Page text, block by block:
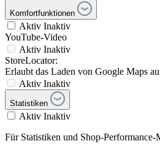
Komfortfunktionen
Aktiv Inaktiv
YouTube-Video
Aktiv Inaktiv
StoreLocator:
Erlaubt das Laden von Google Maps
Aktiv Inaktiv
Statistiken
Aktiv Inaktiv
Für Statistiken und Shop-